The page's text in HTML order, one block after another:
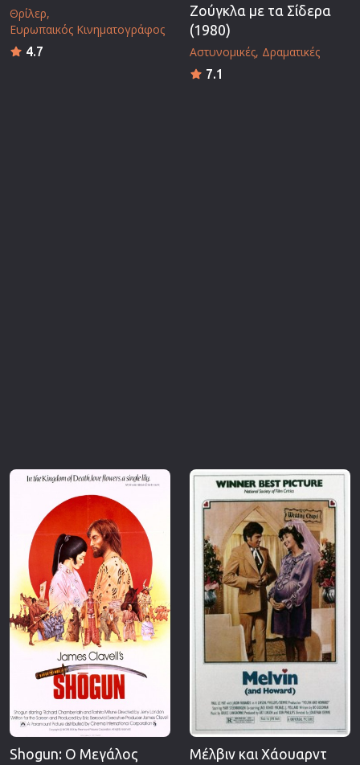
Θρίλερ
Ευρωπαικός Κινηματογράφος
4.7
Ζούγκλα με τα Σίδερα
(1980)
Αστυνομικές Δραματικές
7.1
Shogun: Ο Μεγάλος
Μέλβιν και Χάουαρντ